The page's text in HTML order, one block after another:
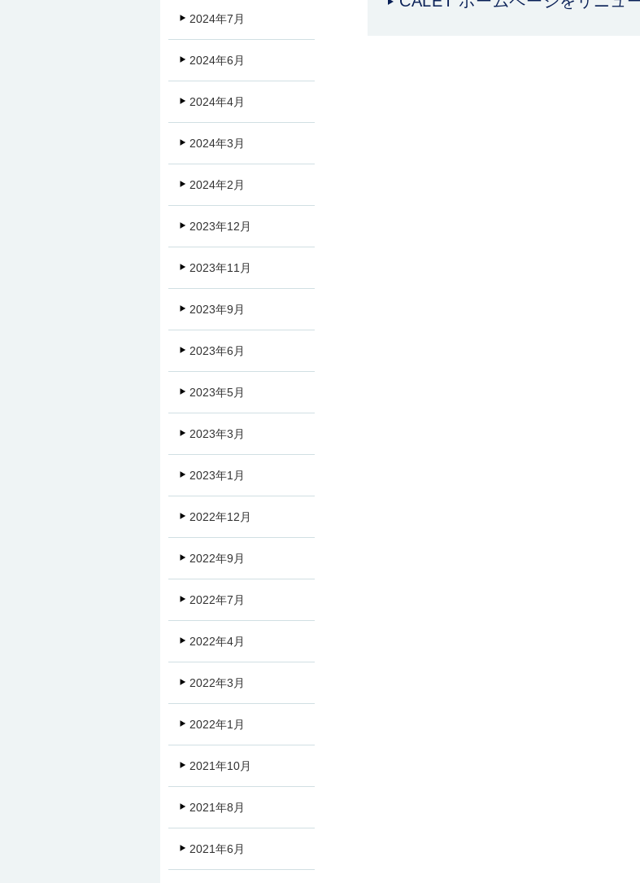
2024年7月
2024年6月
2024年4月
2024年3月
2024年2月
2023年12月
2023年11月
2023年9月
2023年6月
2023年5月
2023年3月
2023年1月
2022年12月
2022年9月
2022年7月
2022年4月
2022年3月
2022年1月
2021年10月
2021年8月
2021年6月